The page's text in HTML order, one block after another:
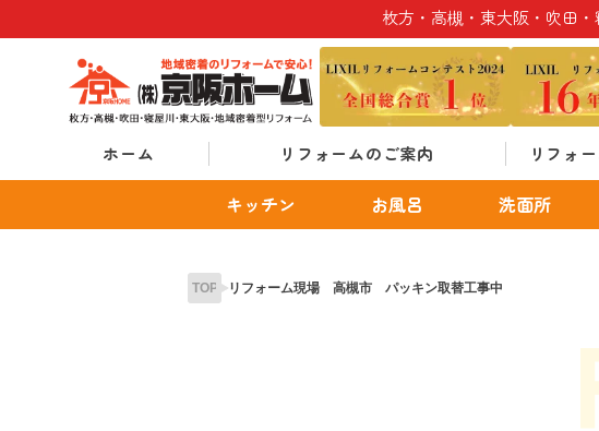
to
枚方・高槻・東大阪・吹田
ホーム リフォームのご案内 リフォ
キッチン お風呂 洗面所
TOP リフォーム現場 高槻市 パッキン取替工事中